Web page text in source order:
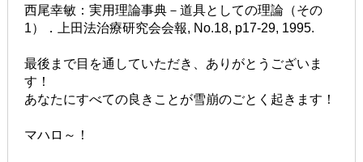
西尾幸敏：実用理論事典－道具としての理論（その
1）．上田法治療研究会会報, No.18, p17-29, 1995.
最後まで目を通していただき、ありがとうございま
す！
あなたにすべての良きことが雪崩のごとく起きます！
マハロ～！